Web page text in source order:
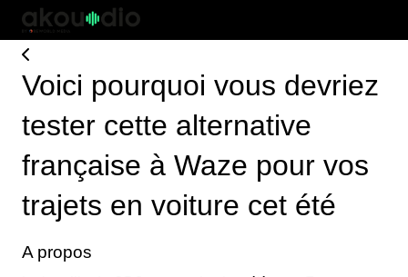
Voici pourquoi vous devriez
tester cette alternative
française à Waze pour vos
trajets en voiture cet été
A propos